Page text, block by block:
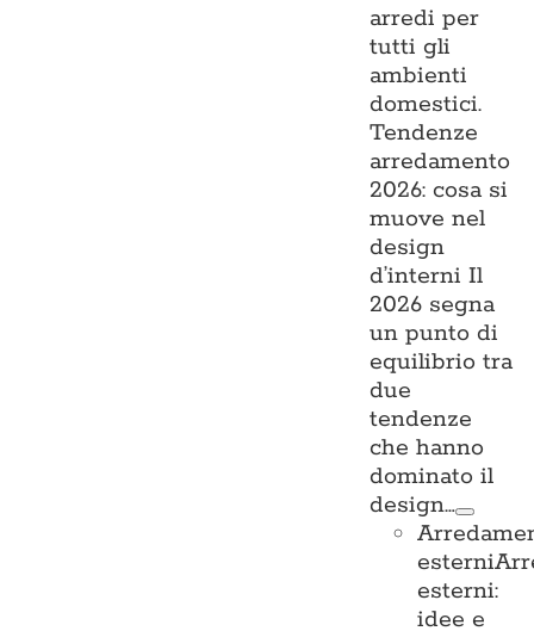
arredi per
tutti gli
ambienti
domestici.
Tendenze
arredamento
2026: cosa si
muove nel
design
d’interni Il
2026 segna
un punto di
equilibrio tra
due
tendenze
che hanno
dominato il
design…
esterni
esterni:
idee e